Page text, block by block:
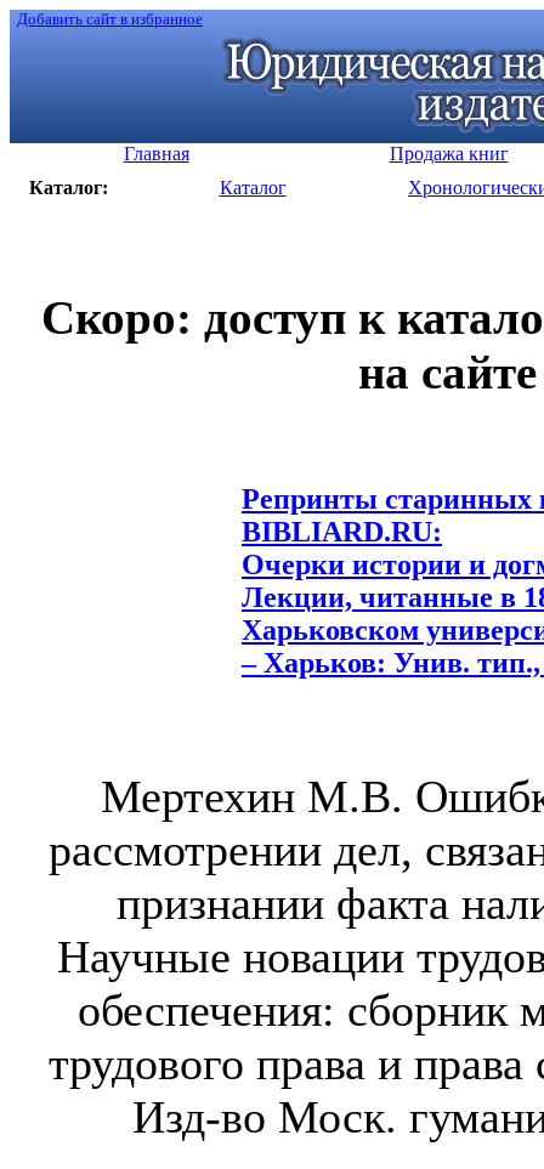
Добавить сайт в избранное
Главная
Продажа книг
Каталог:
Каталог
Скоро: доступ к
на
Репринты старинных
BIBLIARD.RU:
Очерки истории и
Лекции, читанные в
Харьковском
– Харьков: Унив. тип.,
Мертехин М.В.
рассмотрении дел,
признании факта
Научные новации
обеспечения: сборник
трудового права и
Изд-во Моск.